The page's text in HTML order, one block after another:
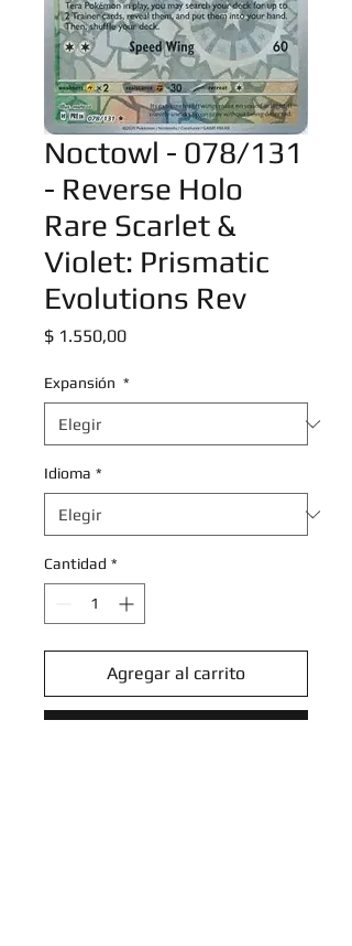
Noctowl - 078/131
- Reverse Holo
Rare Scarlet &
Violet: Prismatic
Evolutions Rev
$ 1.550,00Precio
Expansión *
Idioma *
Cantidad *
Agregar al carrito